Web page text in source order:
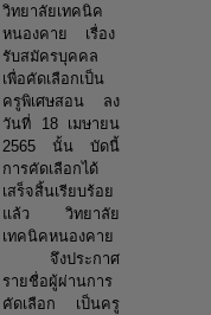
วิทยาลัยเทคนิค
หนองคาย
เรื่อง
รับสมัครบุคคล
เพื่อคัดเลือกเป็น
ครูพิเศษสอน ลง
วันที่ 18 เมษายน
2565 นั้น บัดนี้
การคัดเลือกได้
เสร็จสิ้นเรียบร้อย
แล้ว วิทยาลัย
เทคนิคหนองคาย
จึงประกาศ
รายชื่อผู้ผ่านการ
คัดเลือก เป็นครู